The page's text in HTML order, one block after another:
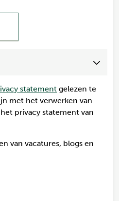
statement gelezen te
met het verwerken van
privacy statement van
van vacatures, blogs en